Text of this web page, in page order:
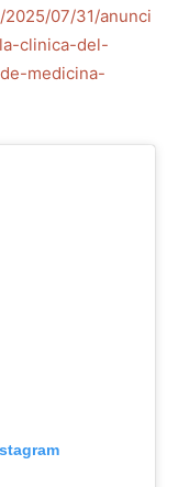
07/31/anunci
clinica-del-
medicina-